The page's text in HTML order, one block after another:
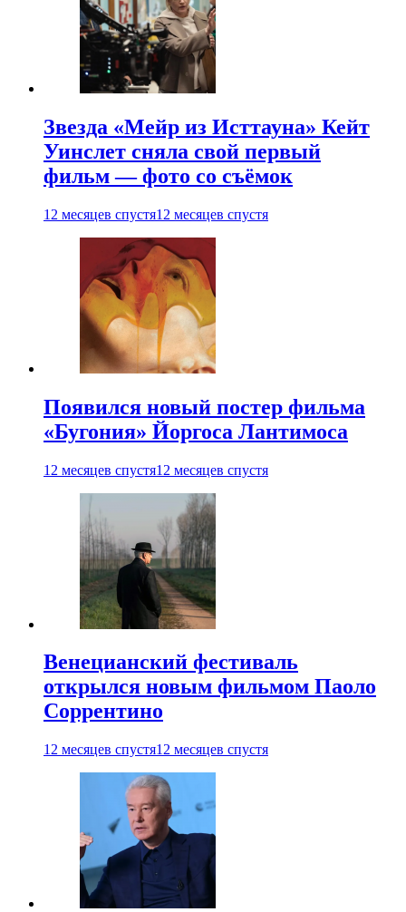
Звезда «Мейр из Исттауна» Кейт
Уинслет сняла свой первый
фильм — фото со съёмок
12 месяцев спустя12 месяцев спустя
Появился новый постер фильма
«Бугония» Йоргоса Лантимоса
12 месяцев спустя12 месяцев спустя
Венецианский фестиваль
открылся новым фильмом Паоло
Соррентино
12 месяцев спустя12 месяцев спустя